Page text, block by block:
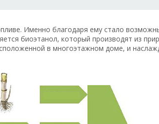
Именно благодаря ему стало
биоэтанол, который производят из
в многоэтажном доме, и